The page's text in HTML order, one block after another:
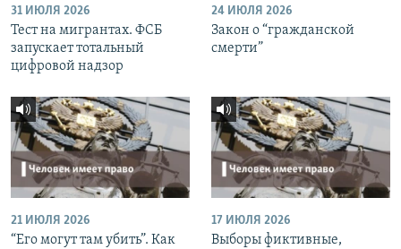
31 ИЮЛЯ 2026
Тест на мигрантах. ФСБ
запускает тотальный
цифровой надзор
24 ИЮЛЯ 2026
Закон о “гражданской
смерти”
21 ИЮЛЯ 2026
“Его могут там убить”. Как
17 ИЮЛЯ 2026
Выборы фиктивные,